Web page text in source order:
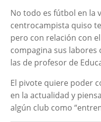
No todo es fútbol en la
centrocampista quiso
pero con relación con
compagina sus
las de profesor de
El pivote quiere poder
en la actualidad y
algún club como